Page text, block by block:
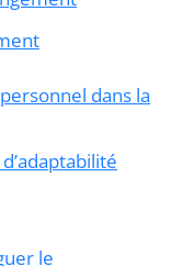
dans la
le